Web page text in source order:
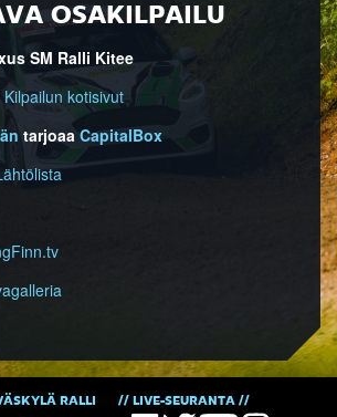
OSAKILPAILU
SM Ralli Kitee
Kilpailun kotisivut
tarjoaa CapitalBox
RALLI
// LIVE-SEURANTA //